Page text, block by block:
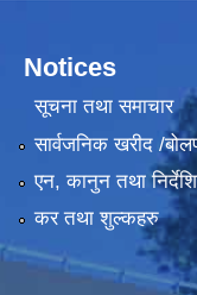
Notices
सूचना तथा समाचार
सार्वजनिक खरीद /
एन, कानुन तथा
कर तथा शुल्कहरु